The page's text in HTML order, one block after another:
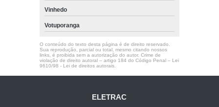
Vinhedo
Votuporanga
O conteúdo do texto desta página é de direito reservado.
Sua reprodução, parcial ou total, mesmo citando nossos
links, é proibida sem a autorização do autor. Crime de
violação de direito autoral – artigo 184 do Código Penal – Lei
9610/98 - Lei de direitos autorais.
ELETRAC